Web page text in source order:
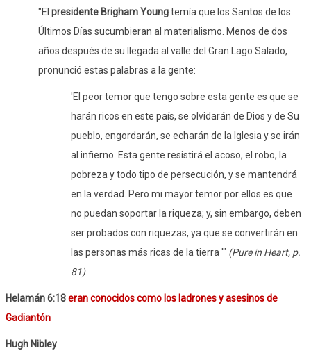
"Elpresidente Brigham Youngtemía que los Santos de los
Últimos Días sucumbieran al materialismo. Menos de dos
años después de su llegada al valle del Gran Lago Salado,
pronunció estas palabras a la gente:
'El peor temor que tengo sobre esta gente es que se
harán ricos en este país, se olvidarán de Dios y de Su
pueblo, engordarán, se echarán de la Iglesia y se irán
al infierno. Esta gente resistirá el acoso, el robo, la
pobreza y todo tipo de persecución, y se mantendrá
en la verdad. Pero mi mayor temor por ellos es que
no puedan soportar la riqueza; y, sin embargo, deben
ser probados con riquezas, ya que se convertirán en
las personas más ricas de la tierra '" (Pure in Heart, p.
81)
Helamán 6:18eran conocidos como los ladrones y asesinos de
Gadiantón
Hugh Nibley